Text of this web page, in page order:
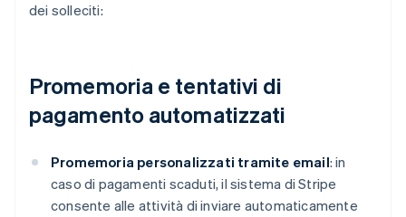
dei solleciti:
Promemoria e tentativi di
pagamento automatizzati
Promemoria personalizzati tramite email: in
caso di pagamenti scaduti, il sistema di Stripe
consente alle attività di inviare automaticamente